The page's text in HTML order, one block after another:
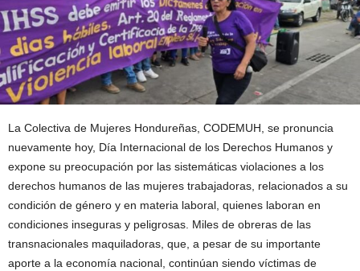
La Colectiva de Mujeres Hondureñas, CODEMUH, se pronuncia
nuevamente hoy, Día Internacional de los Derechos Humanos y
expone su preocupación por las sistemáticas violaciones a los
derechos humanos de las mujeres trabajadoras, relacionados a su
condición de género y en materia laboral, quienes laboran en
condiciones inseguras y peligrosas. Miles de obreras de las
transnacionales maquiladoras, que, a pesar de su importante
aporte a la economía nacional, continúan siendo víctimas de